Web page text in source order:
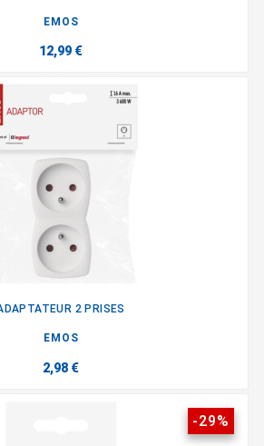
EMOS
12,99 €
2 PRISES
EMOS
2,98 €
-29%